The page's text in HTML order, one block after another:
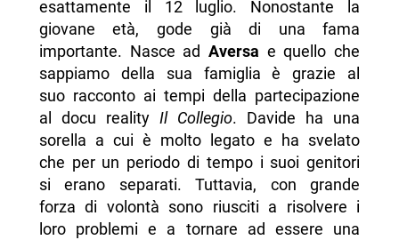
esattamente il 12 luglio. Nonostante la
giovane età, gode già di una fama
importante. Nasce ad Aversa e quello che
sappiamo della sua famiglia è grazie al
suo racconto ai tempi della partecipazione
al docu reality Il Collegio. Davide ha una
sorella a cui è molto legato e ha svelato
che per un periodo di tempo i suoi genitori
si erano separati. Tuttavia, con grande
forza di volontà sono riusciti a risolvere i
loro problemi e a tornare ad essere una